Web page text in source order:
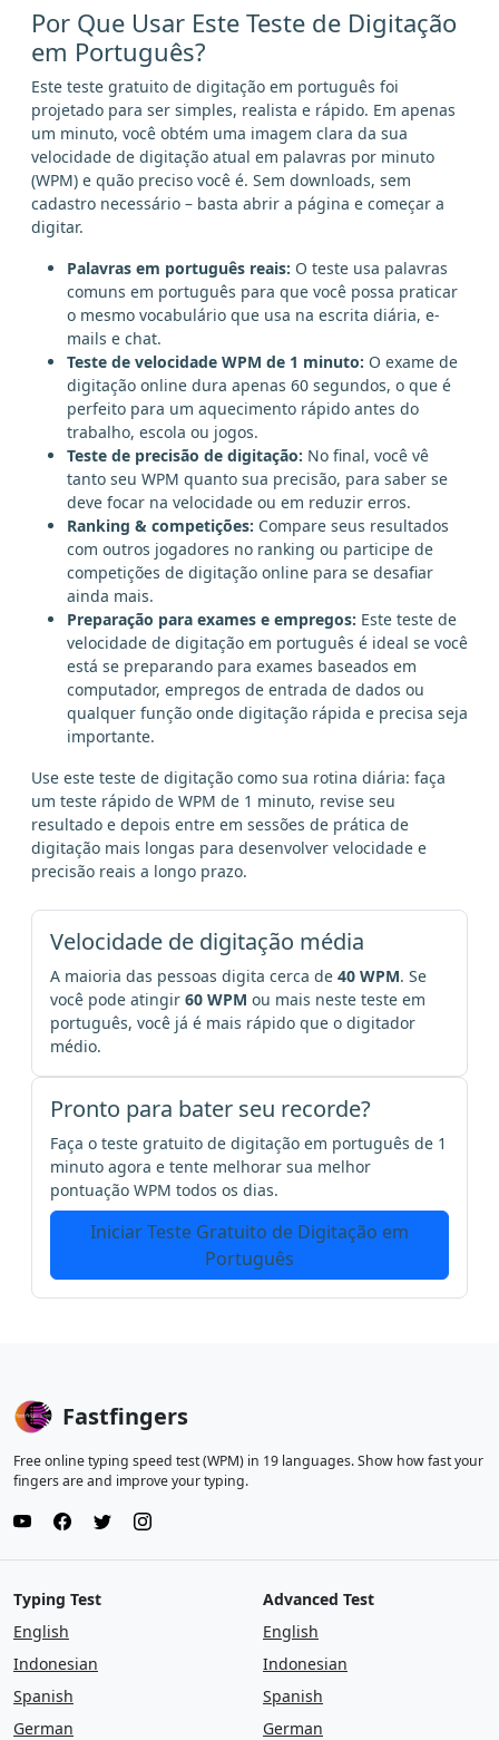
milhões
Por Que Usar Este Teste de Digitação
em Português?
Este teste gratuito de digitação em português foi
projetado para ser simples, realista e rápido. Em apenas
um minuto, você obtém uma imagem clara da sua
velocidade de digitação atual em palavras por minuto
(WPM) e quão preciso você é. Sem downloads, sem
cadastro necessário – basta abrir a página e começar a
digitar.
Palavras em português reais: O teste usa palavras
comuns em português para que você possa praticar
o mesmo vocabulário que usa na escrita diária, e-
mails e chat.
Teste de velocidade WPM de 1 minuto: O exame de
digitação online dura apenas 60 segundos, o que é
perfeito para um aquecimento rápido antes do
trabalho, escola ou jogos.
Teste de precisão de digitação: No final, você vê
tanto seu WPM quanto sua precisão, para saber se
deve focar na velocidade ou em reduzir erros.
Ranking & competições: Compare seus resultados
com outros jogadores no ranking ou participe de
competições de digitação online para se desafiar
ainda mais.
Preparação para exames e empregos: Este teste de
velocidade de digitação em português é ideal se você
está se preparando para exames baseados em
computador, empregos de entrada de dados ou
qualquer função onde digitação rápida e precisa seja
importante.
Use este teste de digitação como sua rotina diária: faça
um teste rápido de WPM de 1 minuto, revise seu
resultado e depois entre em sessões de prática de
digitação mais longas para desenvolver velocidade e
precisão reais a longo prazo.
Velocidade de digitação média
A maioria das pessoas digita cerca de 40 WPM. Se
você pode atingir 60 WPM ou mais neste teste em
português, você já é mais rápido que o digitador
médio.
Pronto para bater seu recorde?
Faça o teste gratuito de digitação em português de 1
minuto agora e tente melhorar sua melhor
pontuação WPM todos os dias.
Iniciar Teste Gratuito de Digitação em
Português
Fastfingers
Free online typing speed test (WPM) in 19 languages. Show how fast your
fingers are and improve your typing.
Typing Test
English
Indonesian
Spanish
German
Advanced Test
English
Indonesian
Spanish
German